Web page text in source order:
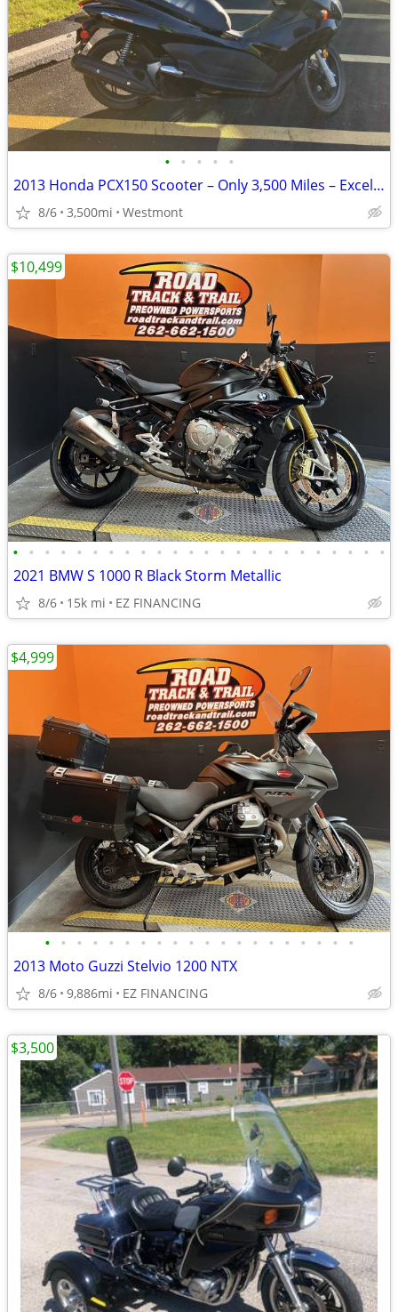
• • • • •
2013 Honda PCX150 Scooter – Only 3,500 Miles – Excellent Condition
8/6 3,500mi Westmont
• • • • • • • • • • • • • • • • • • • • • • • •
2021 BMW S 1000 R Black Storm Metallic
8/6 15k mi EZ FINANCING
$10,499
• • • • • • • • • • • • • • • • • • • •
2013 Moto Guzzi Stelvio 1200 NTX
8/6 9,886mi EZ FINANCING
$4,999
$3,500